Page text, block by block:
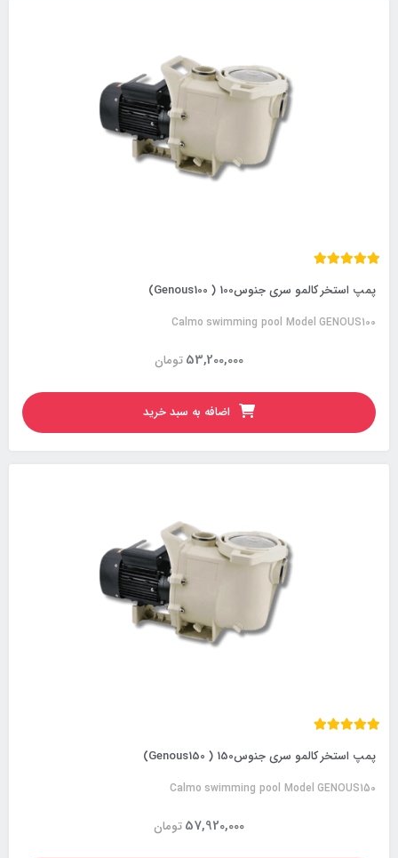
پمپ استخر کالمو سری جنوس100 ( Genous100)
Calmo swimming pool Model GENOUS100
تومان 53,200,000
اضافه به سبد خرید
پمپ استخر کالمو سری جنوس150 ( Genous150)
Calmo swimming pool Model GENOUS150
تومان57,920,000